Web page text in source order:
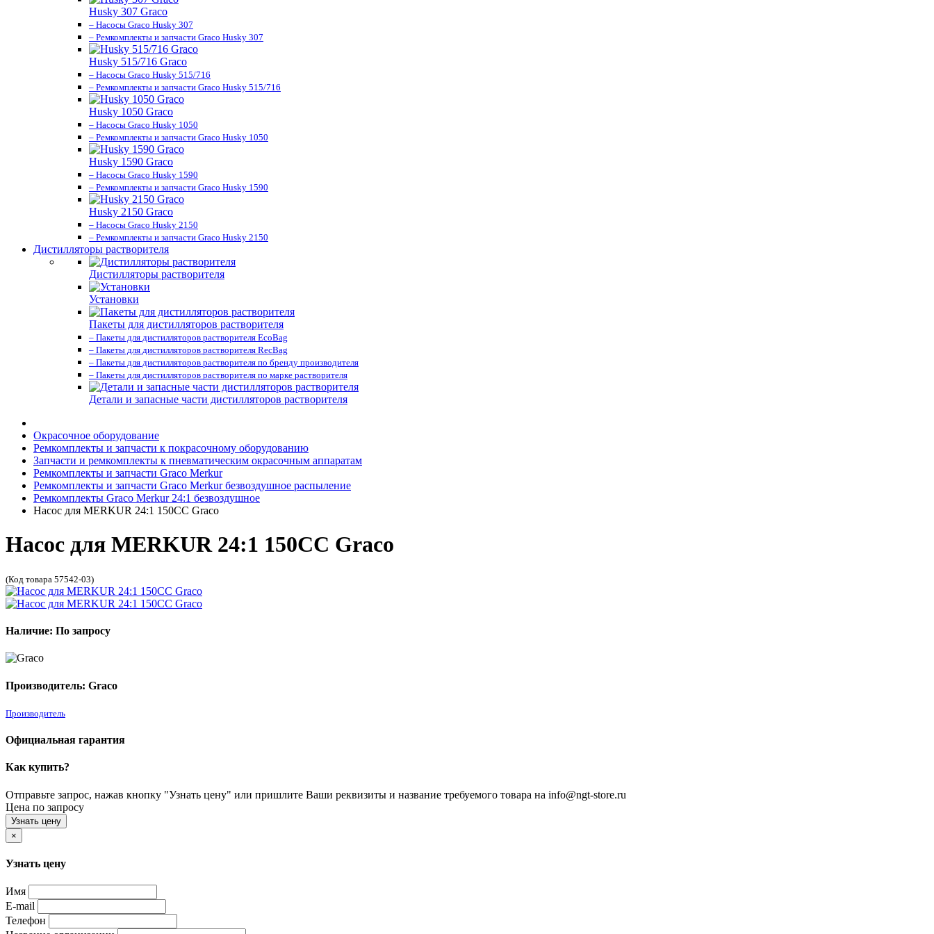
Husky 307 Graco
– Насосы Graco Husky 307
– Ремкомплекты и запчасти Graco Husky 307
Husky 515/716 Graco
– Насосы Graco Husky 515/716
– Ремкомплекты и запчасти Graco Husky 515/716
Husky 1050 Graco
– Насосы Graco Husky 1050
– Ремкомплекты и запчасти Graco Husky 1050
Husky 1590 Graco
– Насосы Graco Husky 1590
– Ремкомплекты и запчасти Graco Husky 1590
Husky 2150 Graco
– Насосы Graco Husky 2150
– Ремкомплекты и запчасти Graco Husky 2150
Дистилляторы растворителя
Дистилляторы растворителя
Установки
Пакеты для дистилляторов растворителя
– Пакеты для дистилляторов растворителя EcoBag
– Пакеты для дистилляторов растворителя RecBag
– Пакеты для дистилляторов растворителя по бренду производителя
– Пакеты для дистилляторов растворителя по марке растворителя
Детали и запасные части дистилляторов растворителя
Окрасочное оборудование
Ремкомплекты и запчасти к покрасочному оборудованию
Запчасти и ремкомплекты к пневматическим окрасочным аппаратам
Ремкомплекты и запчасти Graco Merkur
Ремкомплекты и запчасти Graco Merkur безвоздушное распыление
Ремкомплекты Graco Merkur 24:1 безвоздушное
Насос для MERKUR 24:1 150CC Graco
Насос для MERKUR 24:1 150CC Graco
(Код товара 57542-03)
Наличие: По запросу
Производитель: Graco
Производитель
Официальная гарантия
Как купить?
Отправьте запрос, нажав кнопку "Узнать цену" или пришлите Ваши реквизиты и название требуемого товара на info@ngt-store.ru
Цена по запросу
Узнать цену
×
Узнать цену
Имя
E-mail
Телефон